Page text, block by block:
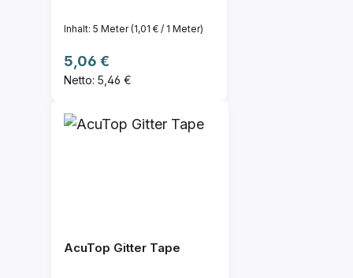
Inhalt: 5 Meter(1,01 € / 1 Meter)
Regulärer Preis:
5,06 €
Netto: 5,46 €
AcuTop Gitter Tape